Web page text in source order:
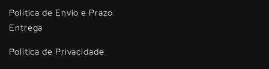
Política de Envio e Prazo
Entrega
Política de Privacidade